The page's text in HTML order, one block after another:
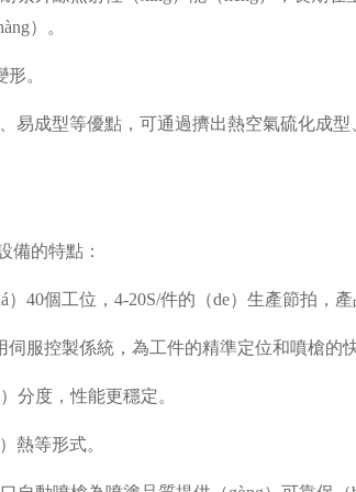
）。
。
易成型等優點，可通過擠出熱空氣硫化成
備的特點：
40個工位，4-20S/件的（de）生產節拍，產
伺服控製係統，為工件的精準定位和噴槍的
分度，性能更穩定。
熱等形式。